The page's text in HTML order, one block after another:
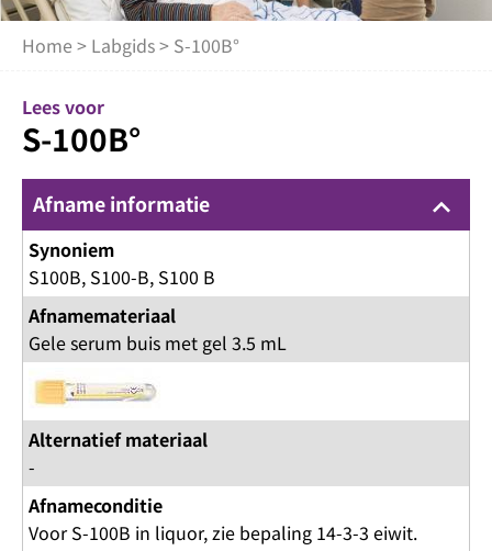
Home > Labgids> S-100B°
Lees voor
S-100B°
Afname informatie keyboard_arrow_up
Synoniem
S100B, S100-B, S100 B
Afnamemateriaal
Gele serum buis met gel 3.5 mL
Alternatief materiaal
-
Afnameconditie
Voor S-100B in liquor, zie bepaling 14-3-3 eiwit.